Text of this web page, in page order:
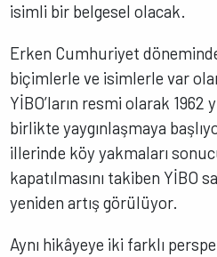
isimli bir belgesel olacak.
Erken Cumhuriyet
biçimlerle ve isimlerle var
YİBO’ların resmi olarak 1962
birlikte yaygınlaşmaya
illerinde köy yakmaları
kapatılmasını takiben YİBO
yeniden artış görülüyor.
Aynı hikâyeye iki farklı